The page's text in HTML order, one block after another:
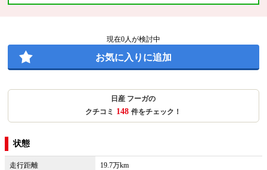
現在0人が検討中
お気に入りに追加
日産 フーガの
クチコミ 148 件をチェック！
状態
走行距離 19.7万km